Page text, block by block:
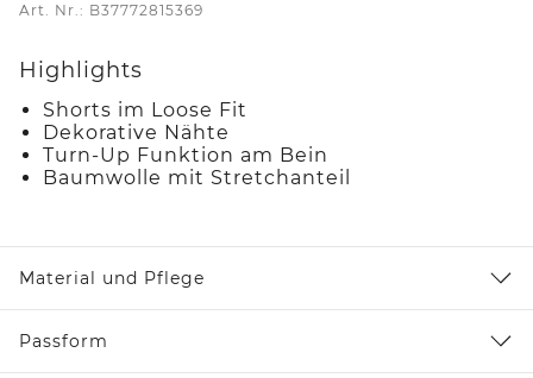
Art. Nr.: B37772815369
Highlights
Shorts im Loose Fit
Dekorative Nähte
Turn-Up Funktion am Bein
Baumwolle mit Stretchanteil
Material und Pflege
Passform